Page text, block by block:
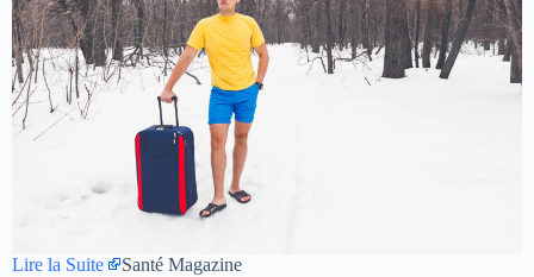
Lire la Suite Santé Magazine